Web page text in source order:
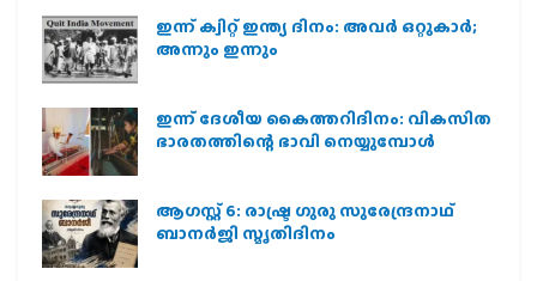
ഇന്ന് ക്വിറ്റ് ഇന്ത്യ ദിനം: അവര്‍ ഒറ്റുകാര്‍;
അന്നും ഇന്നും
ഇന്ന് ദേശീയ കൈത്തറിദിനം: വികസിത
ഭാരതത്തിന്റെ ഭാവി നെയ്യുമ്പോള്‍
ആഗസ്റ്റ് 6: രാഷ്ട്ര ഗുരു സുരേന്ദ്രനാഥ്
ബാനർജി സ്മൃതിദിനം